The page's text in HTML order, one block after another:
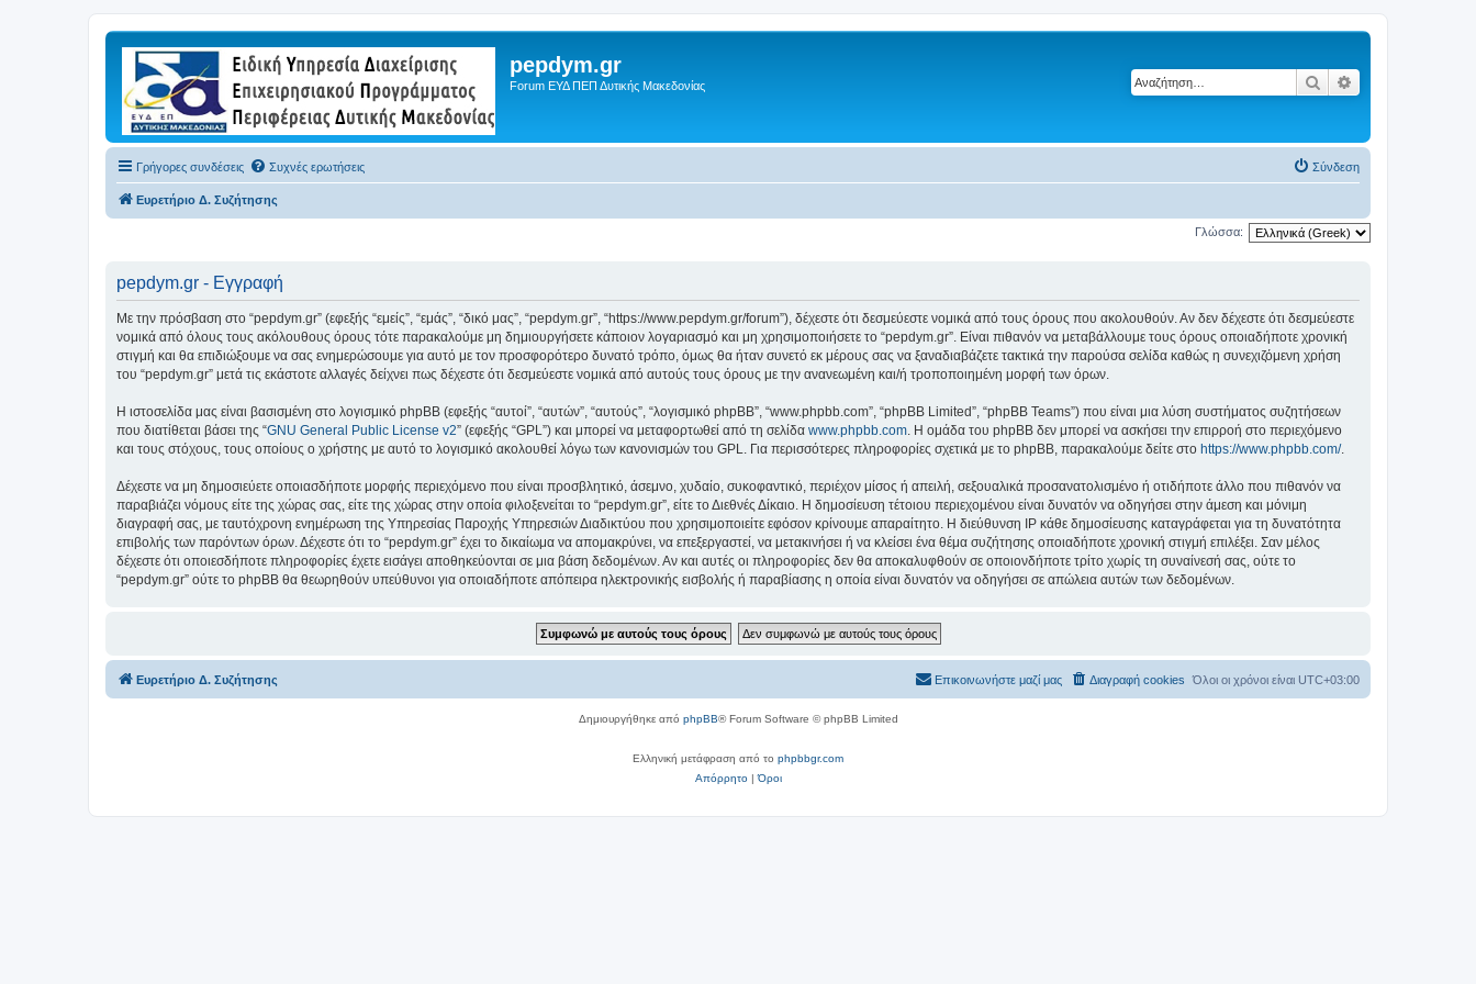
pepdym.gr
Forum ΕΥΔ ΠΕΠ Δυτικής Μακεδονίας Αναζήτηση
Γρήγορες συνδέσεις Συχνές ερωτήσεις Σύνδεση
Ευρετήριο Δ. Συζήτησης
Γλώσσα:
pepdym.gr - Εγγραφή
Με την πρόσβαση στο “pepdym.gr” (εφεξής “εμείς”, “εμάς”, “δικό μας”, “pepdym.gr”, “https://www.pepdym.gr/forum”), δέχεστε ότι δεσμεύεστε νομικά από τους όρους που ακολουθούν. Αν δεν δέχεστε ότι δεσμεύεστε
νομικά από όλους τους ακόλουθους όρους τότε παρακαλούμε μη δημιουργήσετε κάποιον λογαριασμό και μη χρησιμοποιήσετε το “pepdym.gr”. Είναι πιθανόν να μεταβάλλουμε τους όρους οποιαδήποτε χρονική
στιγμή και θα επιδιώξουμε να σας ενημερώσουμε για αυτό με τον προσφορότερο δυνατό τρόπο, όμως θα ήταν συνετό εκ μέρους σας να ξαναδιαβάζετε τακτικά την παρούσα σελίδα καθώς η συνεχιζόμενη χρήση
του “pepdym.gr” μετά τις εκάστοτε αλλαγές δείχνει πως δέχεστε ότι δεσμεύεστε νομικά από αυτούς τους όρους με την ανανεωμένη και/ή τροποποιημένη μορφή των όρων.
Η ιστοσελίδα μας είναι βασισμένη στο λογισμικό phpBB (εφεξής “αυτοί”, “αυτών”, “αυτούς”, “λογισμικό phpBB”, “www.phpbb.com”, “phpBB Limited”, “phpBB Teams”) που είναι μια λύση συστήματος συζητήσεων
που διατίθεται βάσει της “GNU General Public License v2” (εφεξής “GPL”) και μπορεί να μεταφορτωθεί από τη σελίδα www.phpbb.com . Η ομάδα του phpBB δεν μπορεί να ασκήσει την επιρροή στο περιεχόμενο
και τους στόχους, τους οποίους ο χρήστης με αυτό το λογισμικό ακολουθεί λόγω των κανονισμών του GPL. Για περισσότερες πληροφορίες σχετικά με το phpBB, παρακαλούμε δείτε στο https://www.phpbb.com/.
Δέχεστε να μη δημοσιεύετε οποιασδήποτε μορφής περιεχόμενο που είναι προσβλητικό, άσεμνο, χυδαίο, συκοφαντικό, περιέχον μίσος ή απειλή, σεξουαλικά προσανατολισμένο ή οτιδήποτε άλλο που πιθανόν να
παραβιάζει νόμους είτε της χώρας σας, είτε της χώρας στην οποία φιλοξενείται το “pepdym.gr”, είτε το Διεθνές Δίκαιο. Η δημοσίευση τέτοιου περιεχομένου είναι δυνατόν να οδηγήσει στην άμεση και μόνιμη
διαγραφή σας, με ταυτόχρονη ενημέρωση της Υπηρεσίας Παροχής Υπηρεσιών Διαδικτύου που χρησιμοποιείτε εφόσον κρίνουμε απαραίτητο. Η διεύθυνση IP κάθε δημοσίευσης καταγράφεται για τη δυνατότητα
επιβολής των παρόντων όρων. Δέχεστε ότι το “pepdym.gr” έχει το δικαίωμα να απομακρύνει, να επεξεργαστεί, να μετακινήσει ή να κλείσει ένα θέμα συζήτησης οποιαδήποτε χρονική στιγμή επιλέξει. Σαν μέλος
δέχεστε ότι οποιεσδήποτε πληροφορίες έχετε εισάγει αποθηκεύονται σε μια βάση δεδομένων. Αν και αυτές οι πληροφορίες δεν θα αποκαλυφθούν σε οποιονδήποτε τρίτο χωρίς τη συναίνεσή σας, ούτε το
“pepdym.gr” ούτε το phpBB θα θεωρηθούν υπεύθυνοι για οποιαδήποτε απόπειρα ηλεκτρονικής εισβολής ή παραβίασης η οποία είναι δυνατόν να οδηγήσει σε απώλεια αυτών των δεδομένων.
Ευρετήριο Δ. Συζήτησης Όλοι οι χρόνοι είναι UTC+03:00
Διαγραφή cookies
Επικοινωνήστε μαζί μας
Δημιουργήθηκε από phpBB® Forum Software © phpBB Limited
Ελληνική μετάφραση από το phpbbgr.com
Απόρρητο|Όροι